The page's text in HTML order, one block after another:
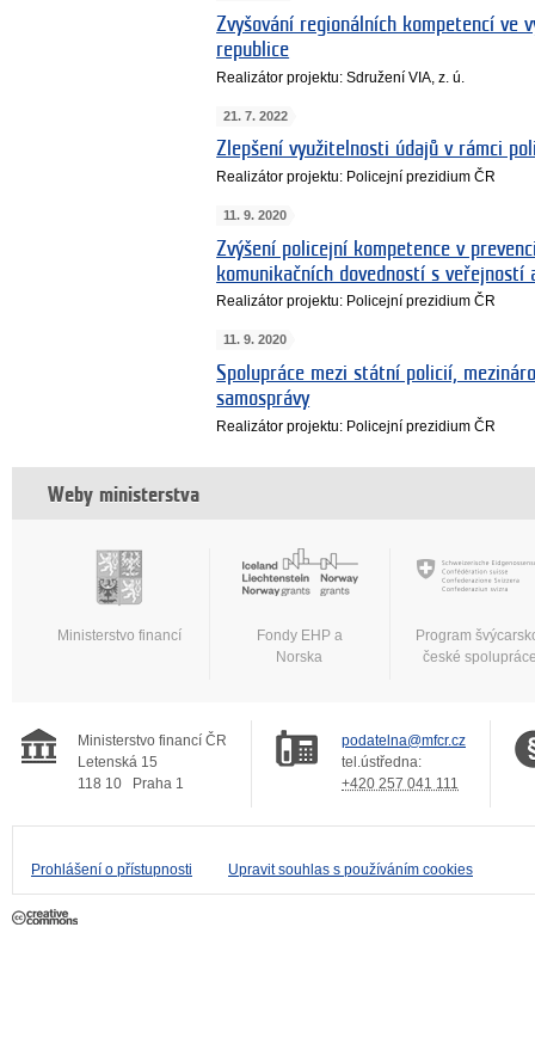
Zvyšování regionálních kompetencí ve
republice
Realizátor projektu: Sdružení VIA, z. ú.
21. 7. 2022
Zlepšení využitelnosti údajů v rámci
Realizátor projektu: Policejní prezidium ČR
11. 9. 2020
Zvýšení policejní kompetence v
komunikačních dovedností s veřejností
Realizátor projektu: Policejní prezidium ČR
11. 9. 2020
Spolupráce mezi státní policií,
samosprávy
Realizátor projektu: Policejní prezidium ČR
Weby ministerstva
Ministerstvo financí
Fondy EHP a
Norska
Program
české
Ministerstvo financí ČR
Letenská 15
118 10
Praha 1
podatelna@mfcr.cz
tel.ústředna:
+420 257 041 111
Prohlášení o přístupnosti Upravit souhlas s používáním cookies